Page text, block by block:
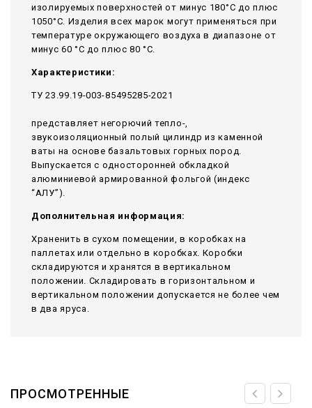
изолируемых поверхностей от минус 180°С до плюс
1050°С. Изделия всех марок могут применяться при
температуре окружающего воздуха в диапазоне от
минус 60 °С до плюс 80 °С.
Характеристики:
ТУ 23.99.19-003-85495285-2021
представляет негорючий тепло-,
звукоизоляционный полый цилиндр из каменной
ваты на основе базальтовых горных пород.
Выпускается с односторонней обкладкой
алюминиевой армированной фольгой (индекс
“АЛУ”).
Дополнительная информация:
Храненить в сухом помещении, в коробках на
паллетах или отдельно в коробках. Коробки
складируются и хранятся в вертикальном
положении. Складировать в горизонтальном и
вертикальном положении допускается не более чем
в два яруса.
ПРОСМОТРЕННЫЕ